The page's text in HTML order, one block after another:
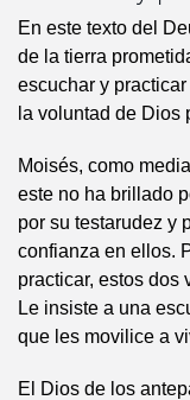
En este texto del
de la tierra
escuchar y
la voluntad de Dios
Moisés, como
este no ha brillado
por su testarudez y
confianza en ellos.
practicar, estos dos
Le insiste a una
que les movilice a
El Dios de los